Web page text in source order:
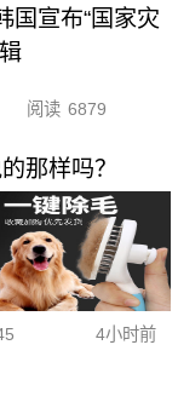
宣布“国家灾
阅读 6879
那样吗？
4小时前